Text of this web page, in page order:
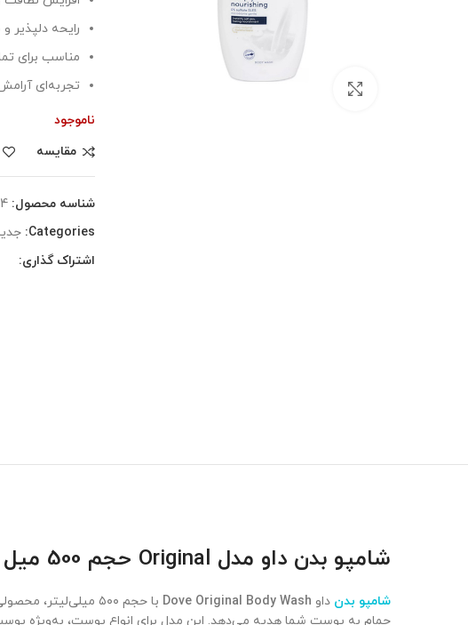
رایحه دلپذیر و
مناسب برای
تجربه‌ای
ناموجود
مقایسه
شناسه محصول:
Categories:
اشتراک گذاری:
شامپو بدن داو مدل Original حجم 500 میل | رایحه پودر بچه، نرم‌کننده و مناسب پوست حساس
شامپو بدن داو Dove Original Body Wash با حجم ۵۰۰ میلی‌لیتر، محصولی کرمی و آرامش‌بخش از برند معتبر
حمام به پوست شما هدیه می‌دهد. این مدل برای انواع پوست،